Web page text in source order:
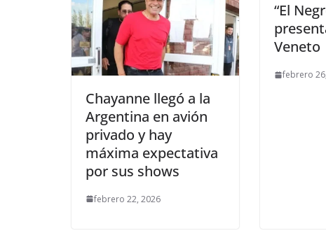
Chayanne llegó a la
Argentina en avión
privado y hay
máxima expectativa
por sus shows
febrero 22, 2026
“El
Veneto
febrero